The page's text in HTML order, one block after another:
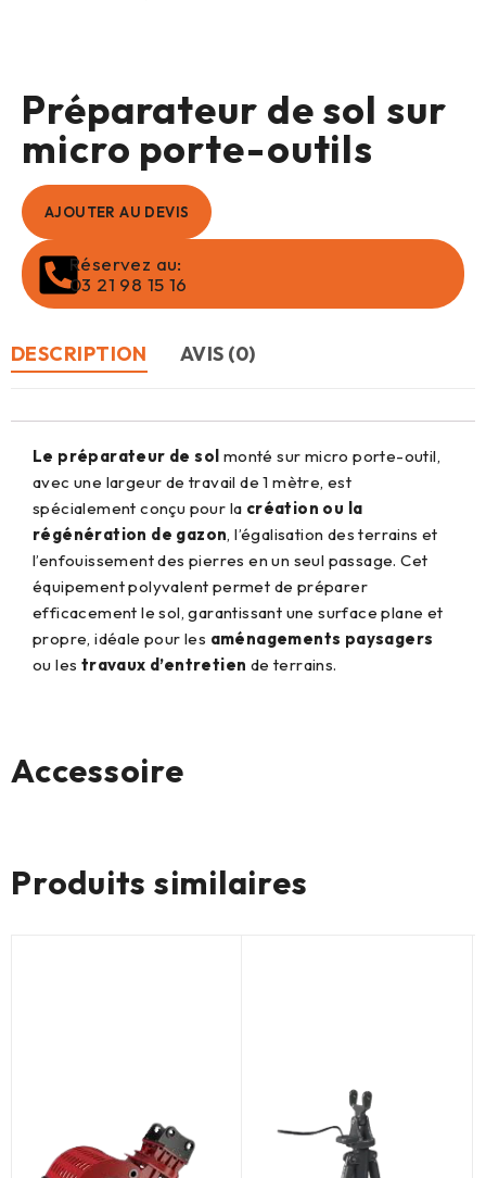
Préparateur de sol sur
micro porte-outils
AJOUTER AU DEVIS
Réservez au:
03 21 98 15 16
DESCRIPTION AVIS (0)
Le préparateur de sol monté sur micro porte-outil,
avec une largeur de travail de 1 mètre, est
spécialement conçu pour la création ou la
régénération de gazon, l’égalisation des terrains et
l’enfouissement des pierres en un seul passage. Cet
équipement polyvalent permet de préparer
efficacement le sol, garantissant une surface plane et
propre, idéale pour les aménagements paysagers
ou les travaux d’entretien de terrains.
Accessoire
Produits similaires